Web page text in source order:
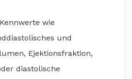
wie
und
Ejektionsfraktion,
diastolische